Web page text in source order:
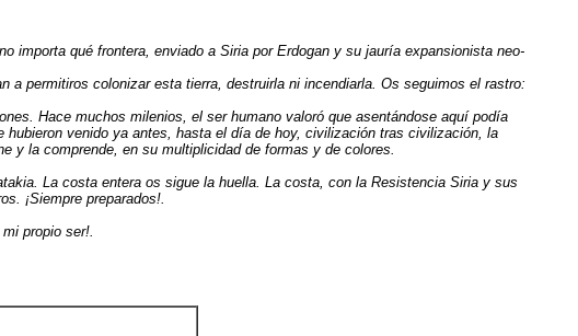
importa qué frontera, enviado a Siria por Erdogan y su jauría expansionista neo-
permitiros colonizar esta tierra, destruirla ni incendiarla. Os seguimos el rastro:
Hace muchos milenios, el ser humano valoró que asentándose aquí podía
venido ya antes, hasta el día de hoy, civilización tras civilización, la
y la comprende, en su multiplicidad de formas y de colores.
La costa entera os sigue la huella. La costa, con la Resistencia Siria y sus
¡Siempre preparados!.
propio ser!.